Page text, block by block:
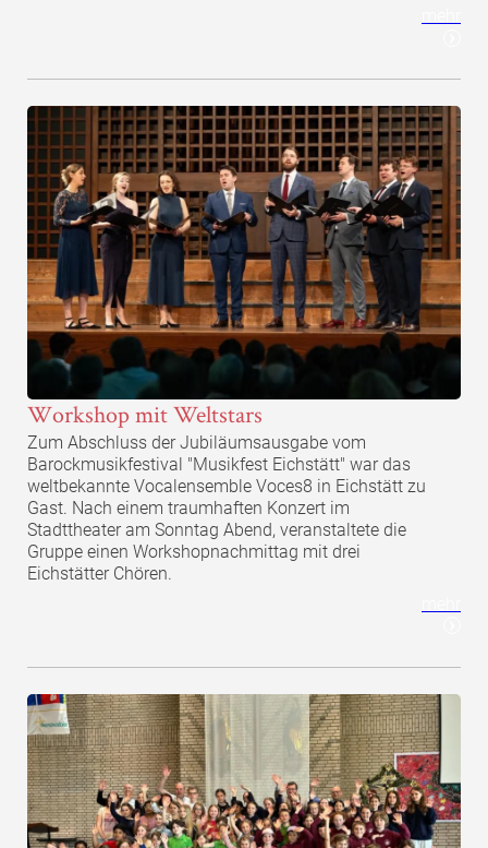
Workshop mit Weltstars
Zum Abschluss der Jubiläumsausgabe vom
Barockmusikfestival "Musikfest Eichstätt" war das
weltbekannte Vocalensemble Voces8 in Eichstätt zu
Gast. Nach einem traumhaften Konzert im
Stadttheater am Sonntag Abend, veranstaltete die
Gruppe einen Workshopnachmittag mit drei
Eichstätter Chören.